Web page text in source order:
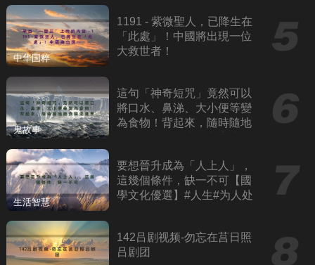
中华国粹
1191 - 紫微聖人，已降生在
「此處」！中國將出現一位
大救世者！
鬼故事
這句「神奇短咒」竟然可以
將口水、鼻涕、大小便等變
為食物！背起來，隨時隨地
生活智慧
要想晉升成為「人上人」，
這幾個條件，缺一不可【國
學文化優選】#人生#为人处
142吕剧视频-勿忘在莒日照
吕剧团